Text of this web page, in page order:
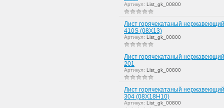
Артикул: List_gk_00800
Лист горячекатаный
410S (08Х13)
Артикул: List_gk_00800
Лист горячекатаный
201
Артикул: List_gk_00800
Лист горячекатаный
304 (08Х18Н10)
Артикул: List_gk_00800